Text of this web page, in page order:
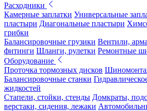
Расходники
Камерные заплатки Универсальные
пластыри Диагональные пластыри
грибки
Балансировочные грузики Вентили,
фитинги Шланги, рулетки Ремонтные
Оборудование
Проточка тормозных дисков
Балансировочные станки
жидкостей
Стапели, стойки, стенды Домкраты,
верстаки, сидения, лежаки